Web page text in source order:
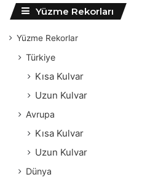
Yüzme Rekorları
Yüzme Rekorlar
Türkiye
Kısa Kulvar
Uzun Kulvar
Avrupa
Kısa Kulvar
Uzun Kulvar
Dünya